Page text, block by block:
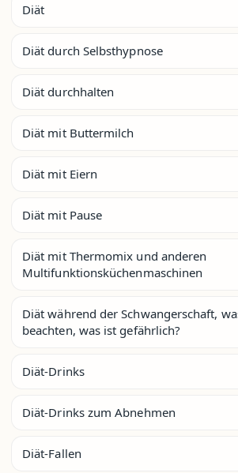
Diät
Diät durch Selbsthypnose
Diät durchhalten
Diät mit Buttermilch
Diät mit Eiern
Diät mit Pause
Diät mit Thermomix und anderen
Multifunktionsküchenmaschinen
Diät während der Schwangerschaft,
beachten, was ist gefährlich?
Diät-Drinks
Diät-Drinks zum Abnehmen
Diät-Fallen